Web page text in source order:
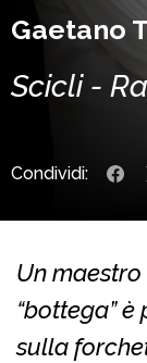
Gaetano
Scicli -
Condividi:
Un
“bottega”
sulla